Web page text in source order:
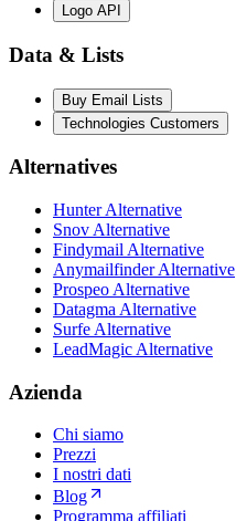
Logo API
Data & Lists
Buy Email Lists
Technologies Customers
Alternatives
Hunter Alternative
Snov Alternative
Findymail Alternative
Anymailfinder Alternative
Prospeo Alternative
Datagma Alternative
Surfe Alternative
LeadMagic Alternative
Azienda
Chi siamo
Prezzi
I nostri dati
Blog
Programma affiliati